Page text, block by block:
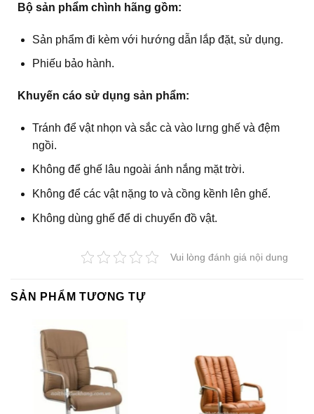
Bộ sản phẩm chình hãng gồm:
Sản phẩm đi kèm với hướng dẫn lắp đặt, sử dụng.
Phiếu bảo hành.
Khuyến cáo sử dụng sản phẩm:
Tránh để vật nhọn và sắc cà vào lưng ghế và đệm
ngồi.
Không để ghế lâu ngoài ánh nắng mặt trời.
Không để các vật nặng to và cồng kềnh lên ghế.
Không dùng ghế để di chuyển đồ vật.
Vui lòng đánh giá nội dung
SẢN PHẨM TƯƠNG TỰ